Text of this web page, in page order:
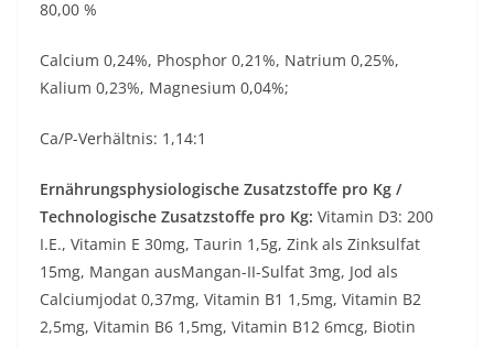
80,00 %
Calcium 0,24%, Phosphor 0,21%, Natrium 0,25%,
Kalium 0,23%, Magnesium 0,04%;
Ca/P-Verhältnis: 1,14:1
Ernährungsphysiologische Zusatzstoffe pro Kg /
Technologische Zusatzstoffe pro Kg: Vitamin D3: 200
I.E., Vitamin E 30mg, Taurin 1,5g, Zink als Zinksulfat
15mg, Mangan ausMangan-II-Sulfat 3mg, Jod als
Calciumjodat 0,37mg, Vitamin B1 1,5mg, Vitamin B2
2,5mg, Vitamin B6 1,5mg, Vitamin B12 6mcg, Biotin